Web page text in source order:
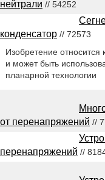
нейтрали // 54252
конденсатор // 72573
Изобретение относится
и может быть
планарной технологии
от перенапряжений //
перенапряжений //